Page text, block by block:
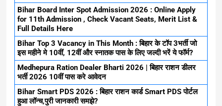
Bihar Board Inter Spot Admission 2026 : Online Apply
for 11th Admission , Check Vacant Seats, Merit List &
Full Details Here
Bihar Top 3 Vacancy in This Month : बिहार के टॉप 3भर्ती जो
इस महीने मे 10वीं, 12वीं और स्नातक पास के लिए जल्दी भरें ये फॉर्म?
Medhepura Ration Dealer Bharti 2026 | बिहार राशन डीलर
भर्ती 2026 10वीं पास करे आवेदन
Bihar Smart PDS 2026 : बिहार राशन कार्ड Smart PDS पोर्टल
हुआ लॉन्च,पुरी जानकारी समझे?